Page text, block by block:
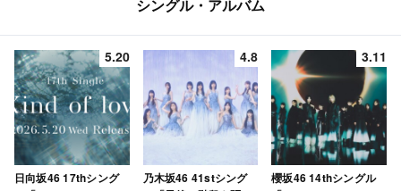
シングル・アルバム
5.20
日向坂46 17thシング
4.8
乃木坂46 41stシング
3.11
櫻坂46 14thシングル